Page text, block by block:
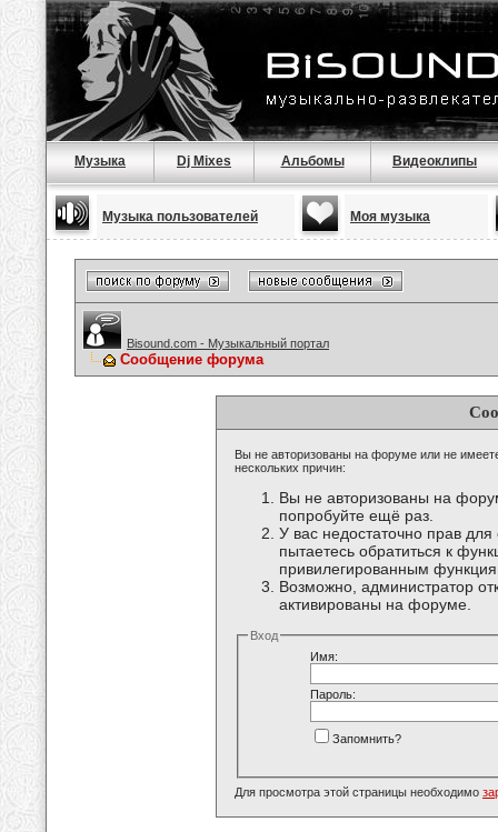
Музыка Dj Mixes Альбомы Видеоклипы
Музыка пользователей Моя музыка
Bisound.com - Музыкальный портал
Сообщение форума
Вы не авторизованы на форуме или не
нескольких причин:
Вы не авторизованы на
попробуйте ещё раз.
У вас недостаточно прав
пытаетесь обратиться к
привилегированным
Возможно, администратор
активированы на форуме.
Вход
Имя:
Пароль:
Запомнить?
Для просмотра этой страницы необходимо